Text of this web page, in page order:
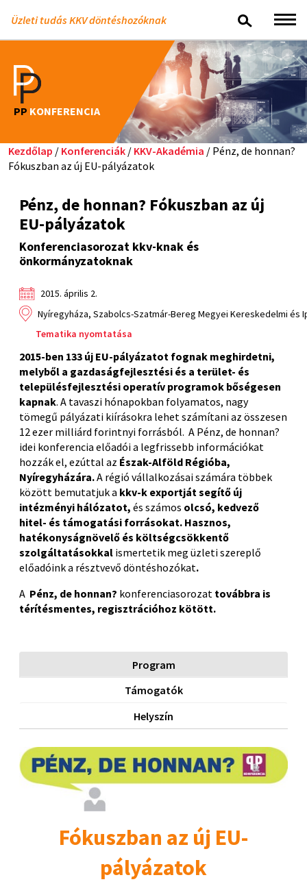
Üzleti tudás KKV döntéshozóknak
PP KONFERENCIA
Kezdőlap / Konferenciák / KKV-Akadémia / Pénz, de honnan?
Fókuszban az új EU-pályázatok
Pénz, de honnan? Fókuszban az új
EU-pályázatok
Konferenciasorozat kkv-knak és
önkormányzatoknak
2015. április 2.
Nyíregyháza, Szabolcs-Szatmár-Bereg Megyei Kereskedelmi és
Tematika nyomtatása
2015-ben 133 új EU-pályázatot fognak meghirdetni,
melyből a gazdaságfejlesztési és a terület- és
településfejlesztési operatív programok bőségesen
kapnak. A tavaszi hónapokban folyamatos, nagy
tömegű pályázati kiírásokra lehet számítani az összesen
12 ezer milliárd forintnyi forrásból. A Pénz, de honnan?
idei konferencia előadói a legfrissebb információkat
hozzák el, ezúttal az Észak-Alföld Régióba,
Nyíregyházára.A régió vállalkozásai számára többek
között bemutatjuk a kkv-k exportját segítő új
intézményi hálózatot, és számos olcsó, kedvező
hitel- és támogatási forrásokat. Hasznos,
hatékonyságnövelő és költségcsökkentő
szolgáltatásokkal ismertetik meg üzleti szereplő
előadóink a résztvevő döntéshozókat.
A Pénz, de honnan? konferenciasorozat továbbra is
térítésmentes, regisztrációhoz kötött.
Program
Támogatók
Helyszín
Fókuszban az új EU-
pályázatok